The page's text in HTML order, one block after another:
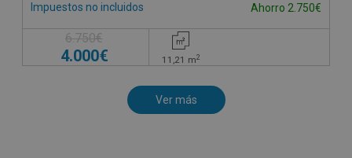
Impuestos no incluidos Ahorro 2.750€
6.750€
4.000€ 11,21 m2